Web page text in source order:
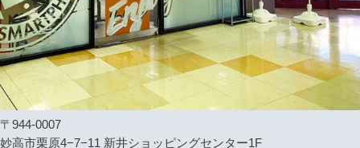
〒944-0007
妙高市栗原4−7−11 新井ショッピングセンター1F